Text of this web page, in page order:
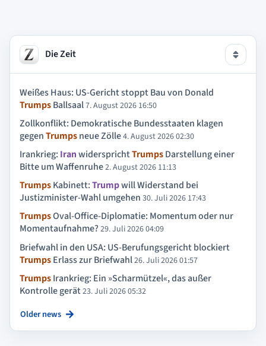
Die Zeit
Weißes Haus: US-Gericht stoppt Bau von Donald
TrumpsBallsaal7. August 2026 16:50
Zollkonflikt: Demokratische Bundesstaaten klagen
gegenTrumpsneue Zölle4. August 2026 02:30
Irankrieg: IranwidersprichtTrumpsDarstellung einer
Bitte um Waffenruhe2. August 2026 11:13
TrumpsKabinett:Trumpwill Widerstand bei
Justizminister-Wahl umgehen 30. Juli 2026 17:43
TrumpsOval-Office-Diplomatie: Momentum oder nur
Momentaufnahme?29. Juli 2026 04:09
Briefwahl in den USA: US-Berufungsgericht blockiert
TrumpsErlass zur Briefwahl26. Juli 2026 01:57
TrumpsIrankrieg: Ein »Scharmützel«, das außer
Kontrolle gerät23. Juli 2026 05:32
Older news